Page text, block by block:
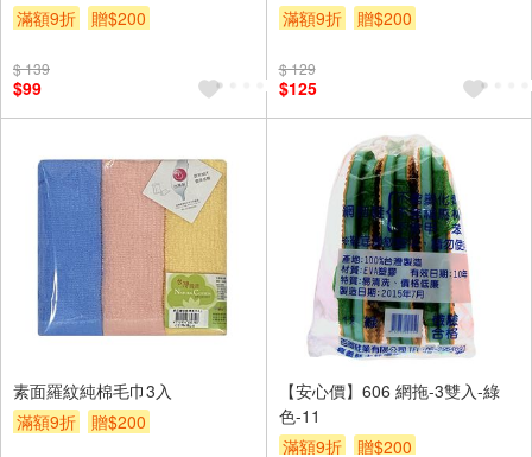
滿額9折
贈$200
$ 139
$99
滿額9折
贈$200
$ 129
$125
素面羅紋純棉毛巾3入
滿額9折
贈$200
【安心價】606 網拖-3雙入-綠
色-11
滿額9折
贈$200